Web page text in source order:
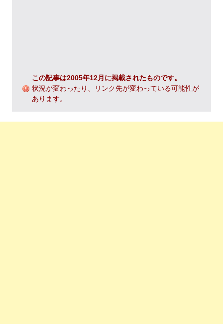
この記事は2005年12月に掲載されたものです。
状況が変わったり、リンク先が変わっている可能性が
あります。